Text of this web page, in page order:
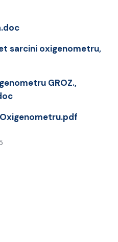
sarcini oxigenometru,
GROZ.,